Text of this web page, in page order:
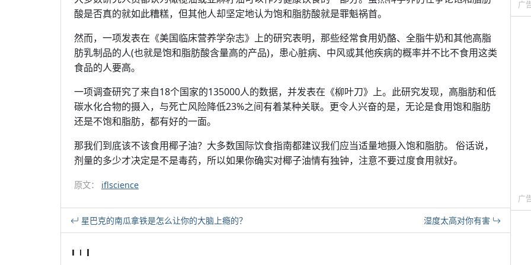
酸是否真的就如此糟糕，但其他人却坚定地认为饱和脂肪酸就是罪魁祸首。
然而，一项发表在《美国临床营养学杂志》上的研究表明，那些经常食用奶酪、全脂牛奶和其他高脂
肪乳制品的人(也就是饱和脂肪酸含量高的产品)，患心脏病、中风或其他疾病的概率并不比不食用这类
食品的人要高。
一项调查研究了来自18个国家的135000人的数据，并发表在《柳叶刀》上。此研究发现，高脂肪和低
碳水化合物的摄入，与死亡风险降低23%之间有着某种关联。更令人兴奋的是，无论是食用饱和脂肪
还是不饱和脂肪，都有好的一面。
那我们到底该不该食用椰子油？大多数国际饮食指南都建议我们应当适量地摄入饱和脂肪。 俗话说，
剂量的多少才决定是不是毒药，所以如果你确实对椰子油情有独钟，注意不要过度食用就好。
原文： iflscience
星巴克的南瓜拿铁是怎么让你的大脑上瘾的？ 湿度太高对你有害
广
广